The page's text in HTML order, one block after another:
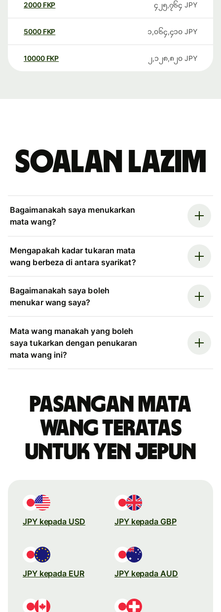
2000 FKP ၄၂၅,၇၆၄ JPY
5000 FKP ၁,၀၆၄,၄၁၀ JPY
10000 FKP ၂,၁၂၈,၈၂၀ JPY
Soalan Lazim
Bagaimanakah saya menukarkan
mata wang?
Mengapakah kadar tukaran mata
wang berbeza di antara syarikat?
Bagaimanakah saya boleh
menukar wang saya?
Mata wang manakah yang boleh
saya tukarkan dengan penukaran
mata wang ini?
Pasangan mata
wang teratas
untuk yen Jepun
JPY kepada USD JPY kepada GBP
JPY kepada EUR JPY kepada AUD